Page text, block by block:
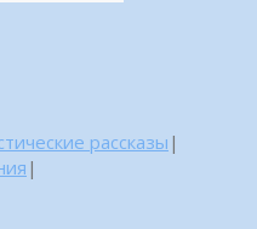
рассказы |
|